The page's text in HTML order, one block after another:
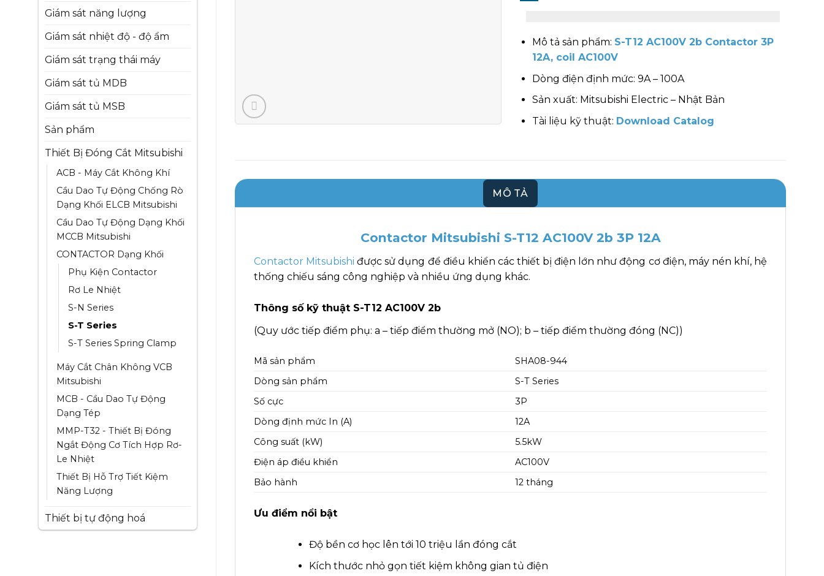
Giám sát năng lượng
Giám sát nhiệt độ - độ ẩm
Giám sát trạng thái máy
Giám sát tủ MDB
Giám sát tủ MSB
Sản phẩm
Thiết Bị Đóng Cắt Mitsubishi
ACB - Máy Cắt Không Khí
Cầu Dao Tự Động Chống Rò
Dạng Khối ELCB Mitsubishi
Cầu Dao Tự Động Dạng Khối
MCCB Mitsubishi
CONTACTOR Dạng Khối
Phụ Kiện Contactor
Rơ Le Nhiệt
S-N Series
S-T Series
S-T Series Spring Clamp
Máy Cắt Chân Không VCB
Mitsubishi
MCB - Cầu Dao Tự Động
Dạng Tép
MMP-T32 - Thiết Bị Đóng
Ngắt Động Cơ Tích Hợp Rơ-
Le Nhiệt
Thiết Bị Hỗ Trợ Tiết Kiệm
Năng Lượng
Thiết bị tự động hoá
Mô tả sản phẩm: S-T12 AC100V 2b Contactor 3P
12A, coil AC100V
Dòng điện định mức: 9A – 100A
Sản xuất: Mitsubishi Electric – Nhật Bản
Tài liệu kỹ thuật: Download Catalog
MÔ TẢ
Contactor Mitsubishi S-T12 AC100V 2b 3P 12A
Contactor Mitsubishi được sử dụng để điều khiển các thiết bị điện lớn như động cơ điện, máy nén khí, hệ
thống chiếu sáng công nghiệp và nhiều ứng dụng khác.
Thông số kỹ thuật S-T12 AC100V 2b
(Quy ước tiếp điểm phụ: a – tiếp điểm thường mở (NO); b – tiếp điểm thường đóng (NC))
Mã sản phẩm
SHA08-944
Dòng sản phẩm
S-T Series
Số cực
3P
Dòng định mức In (A)
12A
Công suất (kW)
5.5kW
Điện áp điều khiển
AC100V
Bảo hành
12 tháng
Ưu điểm nổi bật
Độ bền cơ học lên tới 10 triệu lần đóng cắt
Kích thước nhỏ gọn tiết kiệm không gian tủ điện